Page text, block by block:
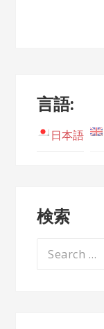
言語:
日本語
検索
Search